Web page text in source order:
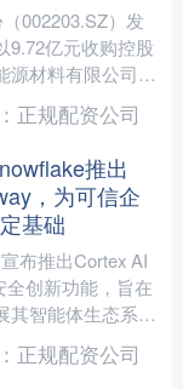
002203.SZ）发
9.72亿元收购控股
源材料有限公司
易完成后，公司
正规配资公司
推出
，为可信企
基础
布推出Cortex AI
创新功能，旨在
其智能体生态系
供统一的监控....
正规配资公司